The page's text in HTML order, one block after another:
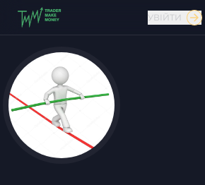
Зв'язатися з нами
УВІЙТИ